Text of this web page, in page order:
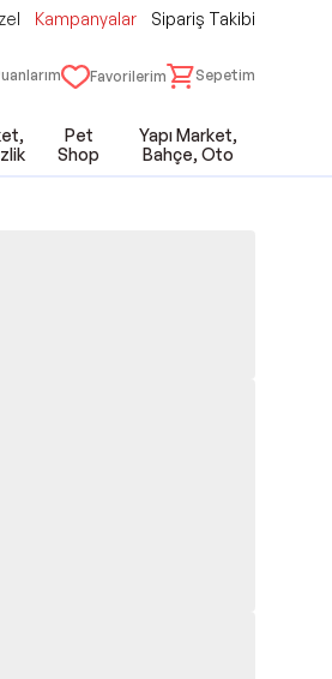
Kampanyalar Sipariş Takibi
Favorilerim Sepetim
Pet
Shop
Yapı Market,
Bahçe, Oto